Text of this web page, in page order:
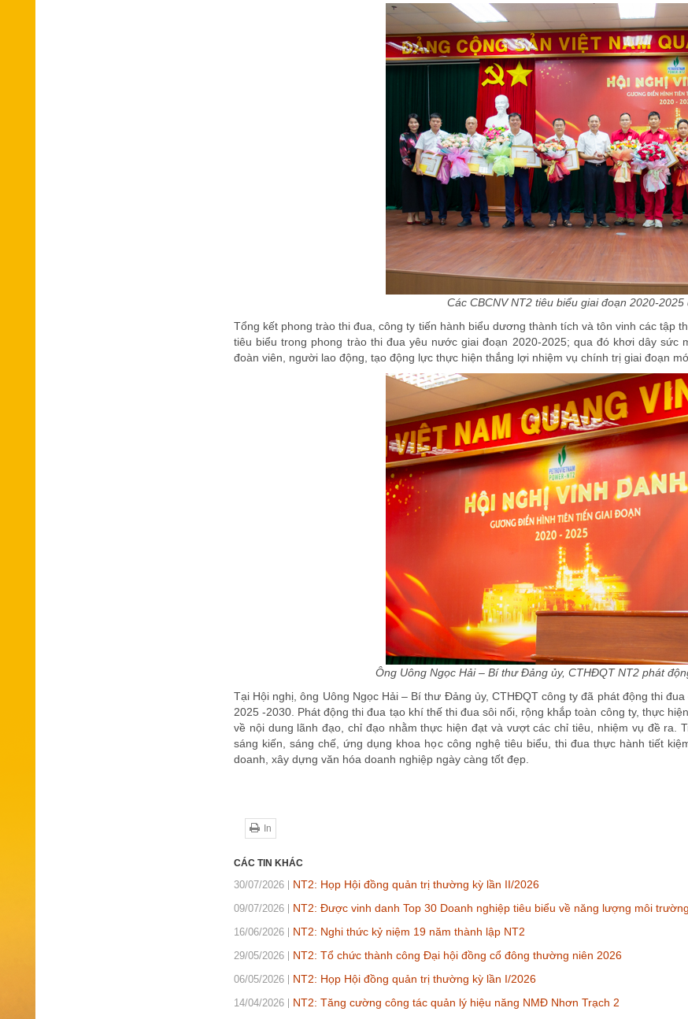
Các CBCNV NT2 tiêu biểu giai đoạn 2020-
Tổng kết phong trào thi đua, công ty tiến hành biểu dương thành tích và tôn vinh các tập
tiêu biểu trong phong trào thi đua yêu nước giai đoạn 2020-2025; qua đó khơi dây sức
đoàn viên, người lao động, tạo động lực thực hiện thắng lợi nhiệm vụ chính trị giai đoạn
Ông Uông Ngọc Hải – Bí thư Đảng ủy, CTHĐQT NT2 phát
Tại Hội nghị, ông Uông Ngọc Hải – Bí thư Đảng ủy, CTHĐQT công ty đã phát động thi
2025 -2030. Phát động thi đua tạo khí thế thi đua sôi nổi, rộng khắp toàn công ty, thực
về nội dung lãnh đạo, chỉ đạo nhằm thực hiện đạt và vượt các chỉ tiêu, nhiệm vụ đề ra.
sáng kiến, sáng chế, ứng dụng khoa học công nghệ tiêu biểu, thi đua thực hành tiết
doanh, xây dựng văn hóa doanh nghiệp ngày càng tốt đẹp.
In
CÁC TIN KHÁC
30/07/2026 NT2: Họp Hội đồng quản trị thường kỳ lần II/2026
09/07/2026 NT2: Được vinh danh Top 30 Doanh nghiệp tiêu biểu về năng lượng môi
16/06/2026 NT2: Nghi thức kỷ niệm 19 năm thành lập NT2
29/05/2026 NT2: Tổ chức thành công Đại hội đồng cổ đông thường niên 2026
06/05/2026 NT2: Họp Hội đồng quản trị thường kỳ lần I/2026
14/04/2026 NT2: Tăng cường công tác quản lý hiệu năng NMĐ Nhơn Trạch 2